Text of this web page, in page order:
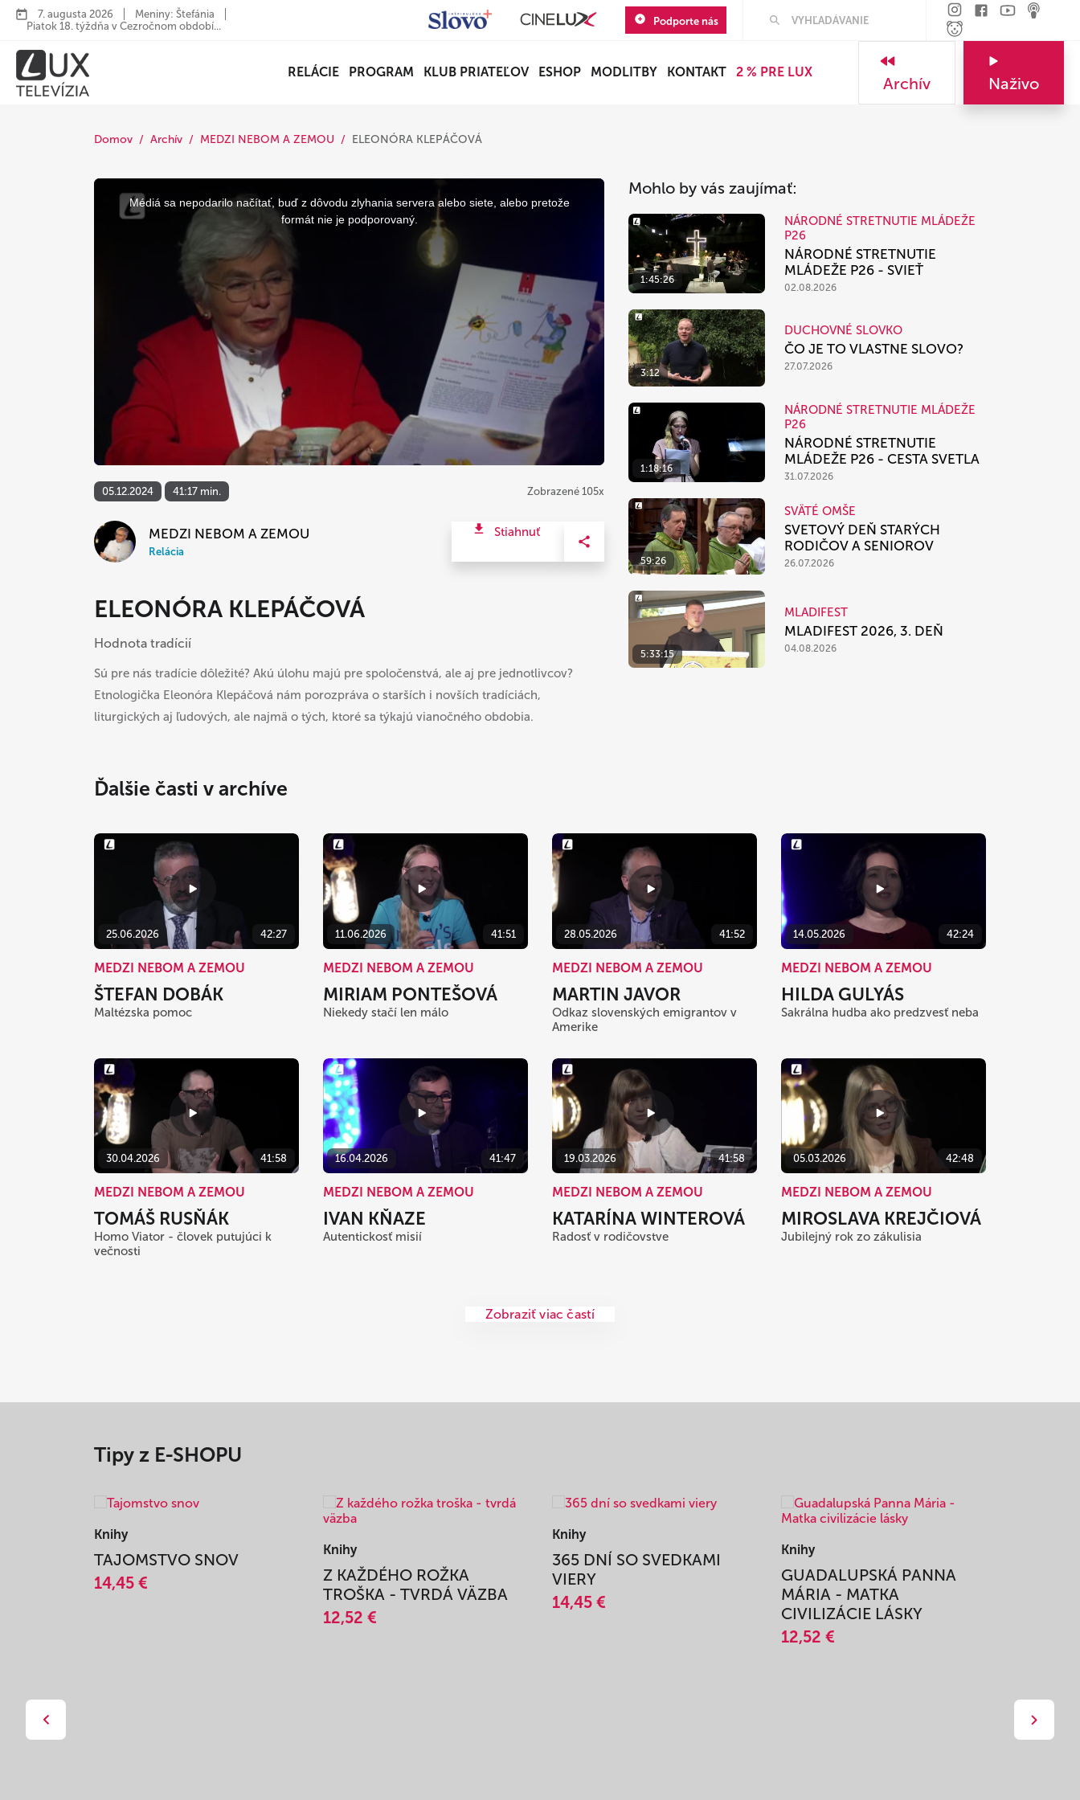
7. augusta 2026
Meniny: Štefánia
Piatok 18. týždňa v Cezročnom období...
Podporte nás
RELÁCIE PROGRAM KLUB PRIATEĽOV ESHOP MODLITBY KONTAKT 2 % PRE LUX
Archív Naživo
Domov Archív MEDZI NEBOM A ZEMOU ELEONÓRA KLEPÁČOVÁ
This
Médiá sa nepodarilo načítať, buď z dôvodu zlyhania servera alebo siete, alebo pretože
formát nie je podporovaný.
05.12.2024 41:17 min. Zobrazené 105x
MEDZI NEBOM A ZEMOU
Relácia
Stiahnuť
ELEONÓRA KLEPÁČOVÁ
Hodnota tradícií
Sú pre nás tradície dôležité? Akú úlohu majú pre spoločenstvá, ale aj pre jednotlivcov?
Etnologička Eleonóra Klepáčová nám porozpráva o starších i novších tradíciách,
liturgických aj ľudových, ale najmä o tých, ktoré sa týkajú vianočného obdobia.
Mohlo by vás zaujímať:
1:45:26
NÁRODNÉ STRETNUTIE MLÁDEŽE
P26
NÁRODNÉ STRETNUTIE
MLÁDEŽE P26 - SVIEŤ
02.08.2026
3:12
DUCHOVNÉ SLOVKO
ČO JE TO VLASTNE SLOVO?
27.07.2026
1:18:16
NÁRODNÉ STRETNUTIE MLÁDEŽE
P26
NÁRODNÉ STRETNUTIE
MLÁDEŽE P26 - CESTA SVETLA
31.07.2026
59:26
SVÄTÉ OMŠE
SVETOVÝ DEŇ STARÝCH
RODIČOV A SENIOROV
26.07.2026
5:33:15
MLADIFEST
MLADIFEST 2026, 3. DEŇ
04.08.2026
Ďalšie časti v archíve
25.06.2026 42:27
MEDZI NEBOM A ZEMOU
ŠTEFAN DOBÁK
Maltézska pomoc
11.06.2026 41:51
MEDZI NEBOM A ZEMOU
MIRIAM PONTEŠOVÁ
Niekedy stačí len málo
28.05.2026 41:52
MEDZI NEBOM A ZEMOU
MARTIN JAVOR
Odkaz slovenských emigrantov v
Amerike
14.05.2026 42:24
MEDZI NEBOM A ZEMOU
HILDA GULYÁS
Sakrálna hudba ako predzvesť neba
30.04.2026 41:58
MEDZI NEBOM A ZEMOU
TOMÁŠ RUSŇÁK
Homo Viator - človek putujúci k
večnosti
16.04.2026 41:47
MEDZI NEBOM A ZEMOU
IVAN KŇAZE
Autentickosť misií
19.03.2026 41:58
MEDZI NEBOM A ZEMOU
KATARÍNA WINTEROVÁ
Radosť v rodičovstve
05.03.2026 42:48
MEDZI NEBOM A ZEMOU
MIROSLAVA KREJČIOVÁ
Jubilejný rok zo zákulisia
Zobraziť viac častí
Tipy z E-SHOPU
Knihy
TAJOMSTVO SNOV
14,45 €
Knihy
Z KAŽDÉHO ROŽKA
TROŠKA - TVRDÁ VÄZBA
12,52 €
Knihy
365 DNÍ SO SVEDKAMI
VIERY
14,45 €
Knihy
GUADALUPSKÁ PANNA
MÁRIA - MATKA
CIVILIZÁCIE LÁSKY
12,52 €